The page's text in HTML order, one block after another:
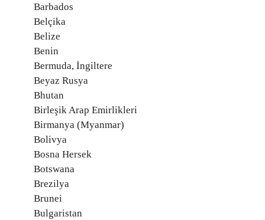
Barbados
Belçika
Belize
Benin
Bermuda, İngiltere
Beyaz Rusya
Bhutan
Birleşik Arap Emirlikleri
Birmanya (Myanmar)
Bolivya
Bosna Hersek
Botswana
Brezilya
Brunei
Bulgaristan